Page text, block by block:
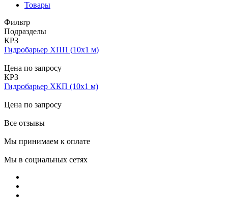
Товары
Фильтр
Подразделы
КРЗ
Гидробарьер ХПП (10х1 м)
Цена по запросу
КРЗ
Гидробарьер ХКП (10х1 м)
Цена по запросу
Все отзывы
Мы принимаем к оплате
Мы в социальных сетях